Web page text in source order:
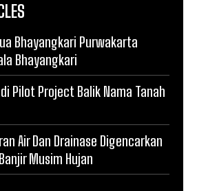
Bhayangkari Purwakarta
Bhayangkari
Pilot Project Balik Nama Tanah
Air Dan Drainase Digencarkan
Musim Hujan